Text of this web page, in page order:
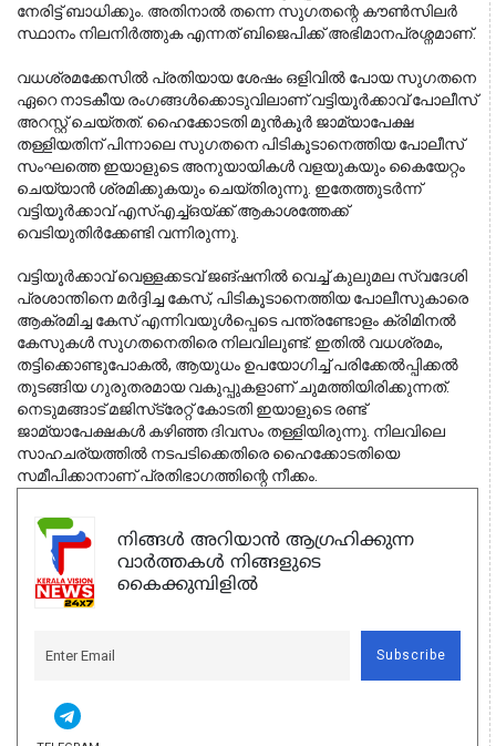
നേരിട്ട് ബാധിക്കും. അതിനാൽ തന്നെ സുഗതന്റെ കൗൺസിലർ
സ്ഥാനം നിലനിർത്തുക എന്നത് ബിജെപിക്ക് അഭിമാനപ്രശ്നമാണ്.
വധശ്രമക്കേസിൽ പ്രതിയായ ശേഷം ഒളിവിൽ പോയ സുഗതനെ
ഏറെ നാടകീയ രംഗങ്ങൾക്കൊടുവിലാണ് വട്ടിയൂർക്കാവ് പോലീസ്
അറസ്റ്റ് ചെയ്തത്. ഹൈക്കോടതി മുൻകൂർ ജാമ്യാപേക്ഷ
തള്ളിയതിന് പിന്നാലെ സുഗതനെ പിടികൂടാനെത്തിയ പോലീസ്
സംഘത്തെ ഇയാളുടെ അനുയായികൾ വളയുകയും കൈയേറ്റം
ചെയ്യാൻ ശ്രമിക്കുകയും ചെയ്തിരുന്നു. ഇതേത്തുടർന്ന്
വട്ടിയൂർക്കാവ് എസ്എച്ച്ഒയ്ക്ക് ആകാശത്തേക്ക്
വെടിയുതിർക്കേണ്ടി വന്നിരുന്നു.
വട്ടിയൂർക്കാവ് വെള്ളക്കടവ് ജങ്ഷനിൽ വെച്ച് കുലുമല സ്വദേശി
പ്രശാന്തിനെ മർദ്ദിച്ച കേസ്, പിടികൂടാനെത്തിയ പോലീസുകാരെ
ആക്രമിച്ച കേസ് എന്നിവയുൾപ്പെടെ പന്ത്രണ്ടോളം ക്രിമിനൽ
കേസുകൾ സുഗതനെതിരെ നിലവിലുണ്ട്. ഇതിൽ വധശ്രമം,
തട്ടിക്കൊണ്ടുപോകൽ, ആയുധം ഉപയോഗിച്ച് പരിക്കേൽപ്പിക്കൽ
തുടങ്ങിയ ഗുരുതരമായ വകുപ്പുകളാണ് ചുമത്തിയിരിക്കുന്നത്.
നെടുമങ്ങാട് മജിസ്‌ട്രേറ്റ് കോടതി ഇയാളുടെ രണ്ട്
ജാമ്യാപേക്ഷകൾ കഴിഞ്ഞ ദിവസം തള്ളിയിരുന്നു. നിലവിലെ
സാഹചര്യത്തിൽ നടപടിക്കെതിരെ ഹൈക്കോടതിയെ
സമീപിക്കാനാണ് പ്രതിഭാഗത്തിന്റെ നീക്കം.
നിങ്ങൾ അറിയാൻ ആഗ്രഹിക്കുന്ന
വാർത്തകൾ നിങ്ങളുടെ
കൈക്കുമ്പിളിൽ
Subscribe